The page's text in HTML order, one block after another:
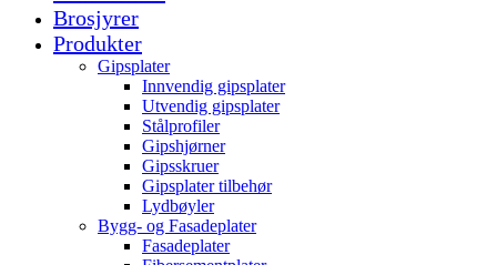
Brosjyrer
Produkter
Gipsplater
Innvendig gipsplater
Utvendig gipsplater
Stålprofiler
Gipshjørner
Gipsskruer
Gipsplater tilbehør
Lydbøyler
Bygg- og Fasadeplater
Fasadeplater